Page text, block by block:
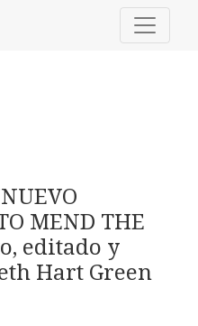
Y TO MEND THE
MEND THE
editado y
Hart Green